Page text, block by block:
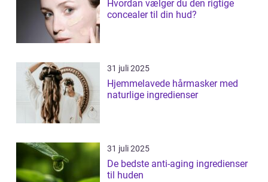
Hvordan vælger du den rigtige
concealer til din hud?
31 juli 2025
Hjemmelavede hårmasker med
naturlige ingredienser
31 juli 2025
De bedste anti-aging ingredienser
til huden